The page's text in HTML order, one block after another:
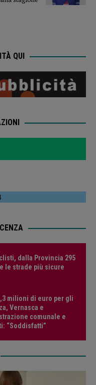
QUI
dalla Provincia 295
le strade più sicure
milioni di euro per gli
Vernasca e
comunale e
“Soddisfatti”